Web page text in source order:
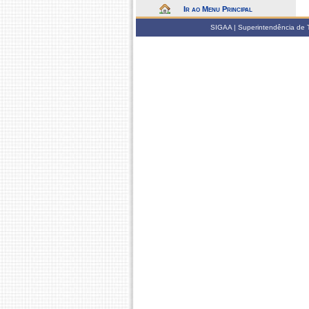
Ir ao Menu Principal
SIGAA | Superintendência de